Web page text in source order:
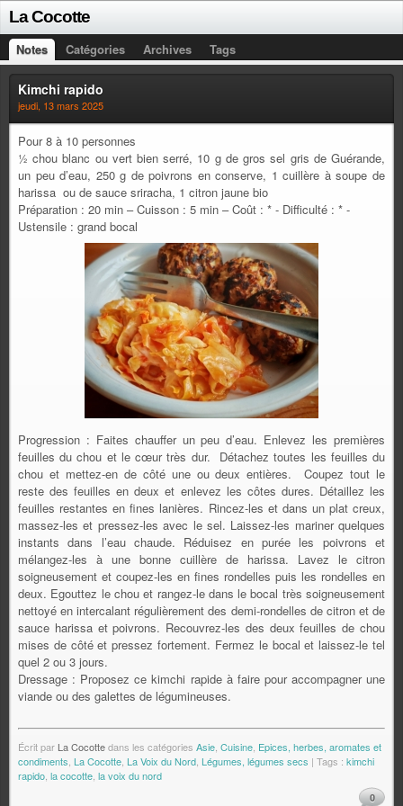
La Cocotte
Notes Catégories Archives Tags
Kimchi rapido
jeudi, 13 mars 2025
Pour 8 à 10 personnes
½ chou blanc ou vert bien serré, 10 g de gros sel gris de Guérande,
un peu d’eau, 250 g de poivrons en conserve, 1 cuillère à soupe de
harissa ou de sauce sriracha, 1 citron jaune bio
Préparation : 20 min – Cuisson : 5 min – Coût : * - Difficulté : * -
Ustensile : grand bocal
Progression : Faites chauffer un peu d’eau. Enlevez les premières
feuilles du chou et le cœur très dur. Détachez toutes les feuilles du
chou et mettez-en de côté une ou deux entières. Coupez tout le
reste des feuilles en deux et enlevez les côtes dures. Détaillez les
feuilles restantes en fines lanières. Rincez-les et dans un plat creux,
massez-les et pressez-les avec le sel. Laissez-les mariner quelques
instants dans l’eau chaude. Réduisez en purée les poivrons et
mélangez-les à une bonne cuillère de harissa. Lavez le citron
soigneusement et coupez-les en fines rondelles puis les rondelles en
deux. Egouttez le chou et rangez-le dans le bocal très soigneusement
nettoyé en intercalant régulièrement des demi-rondelles de citron et de
sauce harissa et poivrons. Recouvrez-les des deux feuilles de chou
mises de côté et pressez fortement. Fermez le bocal et laissez-le tel
quel 2 ou 3 jours.
Dressage : Proposez ce kimchi rapide à faire pour accompagner une
viande ou des galettes de légumineuses.
Écrit par La Cocottedans les catégories Asie Cuisine Epices, herbes, aromates et
condiments La Cocotte La Voix du Nord Légumes, légumes secs | Tags : kimchi
rapido la cocotte la voix du nord
0